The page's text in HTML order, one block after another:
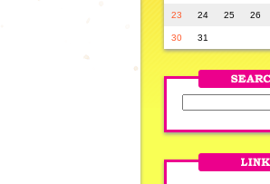
23 24 25 26
30 31